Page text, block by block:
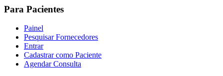
Para Pacientes
Painel
Pesquisar Fornecedores
Entrar
Cadastrar como Paciente
Agendar Consulta